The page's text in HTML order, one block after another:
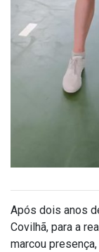
Após dois anos
Covilhã, para a
marcou